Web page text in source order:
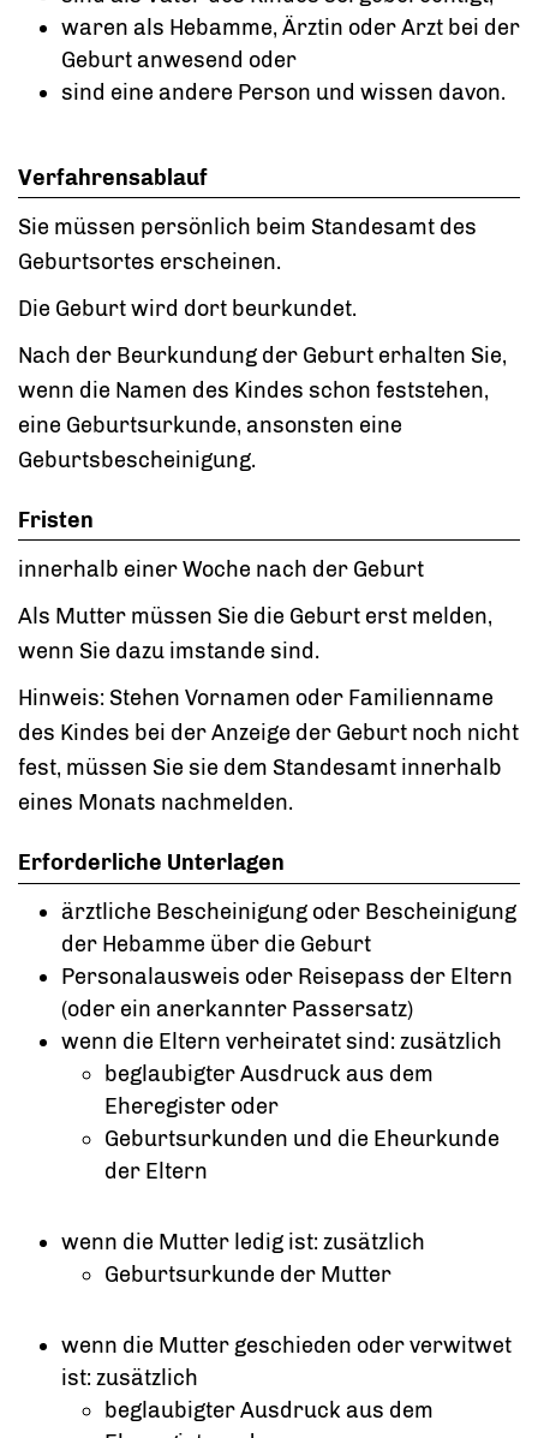
waren als Hebamme, Ärztin oder Arzt bei der
Geburt anwesend oder
sind eine andere Person und wissen davon.
Verfahrensablauf
Sie müssen persönlich beim Standesamt des
Geburtsortes erscheinen.
Die Geburt wird dort beurkundet.
Nach der Beurkundung der Geburt erhalten Sie,
wenn die Namen des Kindes schon feststehen,
eine Geburtsurkunde, ansonsten eine
Geburtsbescheinigung.
Fristen
innerhalb einer Woche nach der Geburt
Als Mutter müssen Sie die Geburt erst melden,
wenn Sie dazu imstande sind.
Hinweis: Stehen Vornamen oder Familienname
des Kindes bei der Anzeige der Geburt noch nicht
fest, müssen Sie sie dem Standesamt innerhalb
eines Monats nachmelden.
Erforderliche Unterlagen
ärztliche Bescheinigung oder Bescheinigung
der Hebamme über die Geburt
Personalausweis oder Reisepass der Eltern
(oder ein anerkannter Passersatz)
wenn die Eltern verheiratet sind: zusätzlich
beglaubigter Ausdruck aus dem
Eheregister oder
Geburtsurkunden und die Eheurkunde
der Eltern
wenn die Mutter ledig ist: zusätzlich
Geburtsurkunde der Mutter
wenn die Mutter geschieden oder verwitwet
ist: zusätzlich
beglaubigter Ausdruck aus dem